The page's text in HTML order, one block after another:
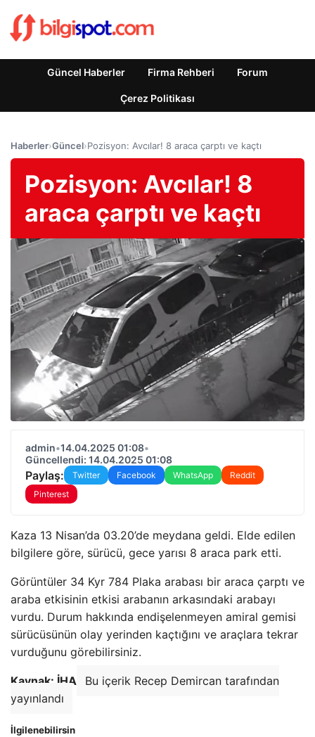
Güncel Haberler Firma Rehberi Forum
Çerez Politikası
Haberler›Güncel›Pozisyon: Avcılar! 8 araca çarptı ve kaçtı
Pozisyon: Avcılar! 8
araca çarptı ve kaçtı
admin•14.04.2025 01:08•
Güncellendi: 14.04.2025 01:08
Paylaş: Twitter Facebook WhatsApp
Reddit
Pinterest
Kaza 13 Nisan’da 03.20’de meydana geldi. Elde edilen
bilgilere göre, sürücü, gece yarısı 8 araca park etti.
Görüntüler 34 Kyr 784 Plaka arabası bir araca çarptı ve
araba etkisinin etkisi arabanın arkasındaki arabayı
vurdu. Durum hakkında endişelenmeyen amiral gemisi
sürücüsünün olay yerinden kaçtığını ve araçlara tekrar
vurduğunu görebilirsiniz.
Kaynak: İHA
Bu içerik Recep Demircan tarafından
yayınlandı
İlgilenebilirsin